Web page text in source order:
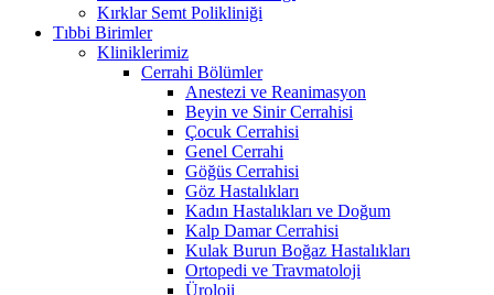
Kırklar Semt Polikliniği
Tıbbi Birimler
Kliniklerimiz
Cerrahi Bölümler
Anestezi ve Reanimasyon
Beyin ve Sinir Cerrahisi
Çocuk Cerrahisi
Genel Cerrahi
Göğüs Cerrahisi
Göz Hastalıkları
Kadın Hastalıkları ve Doğum
Kalp Damar Cerrahisi
Kulak Burun Boğaz Hastalıkları
Ortopedi ve Travmatoloji
Üroloji